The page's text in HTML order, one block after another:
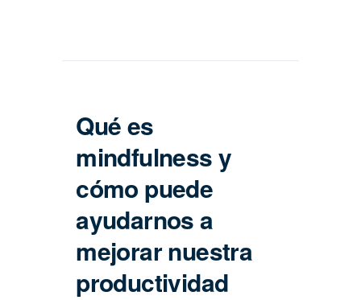
Qué es
mindfulness y
cómo puede
ayudarnos a
mejorar nuestra
productividad